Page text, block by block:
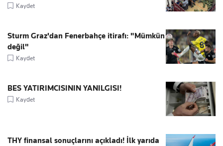
Kaydet
Sturm Graz'dan Fenerbahçe itirafı: "Mümkün
değil"
Kaydet
BES YATIRIMCISININ YANILGISI!
Kaydet
THY finansal sonuçlarını açıkladı! İlk yarıda